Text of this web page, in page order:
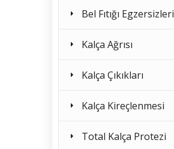
Bel Fıtığı Egzersizleri
Kalça Ağrısı
Kalça Çıkıkları
Kalça Kireçlenmesi
Total Kalça Protezi